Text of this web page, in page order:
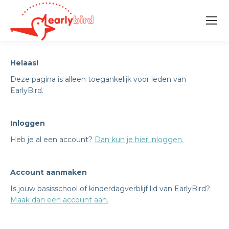
Helaas!
Deze pagina is alleen toegankelijk voor leden van
EarlyBird.
Inloggen
Heb je al een account? Dan kun je hier inloggen.
Account aanmaken
Is jouw basisschool of kinderdagverblijf lid van EarlyBird?
Maak dan een account aan.